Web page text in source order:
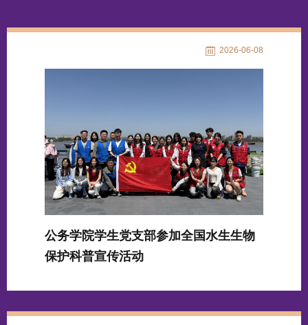
2026-06-08
公务学院学生党支部参加全国水生生物
保护科普宣传活动